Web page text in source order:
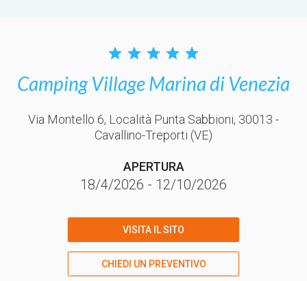
Camping Village Marina di Venezia
Via Montello 6, Località Punta Sabbioni, 30013 -
Cavallino-Treporti (VE)
APERTURA
18/4/2026 - 12/10/2026
VISITA IL SITO
CHIEDI UN PREVENTIVO